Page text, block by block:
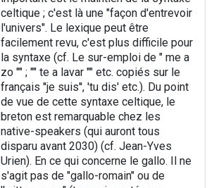
celtique ; c'est là une "façon d'entrevoir
l'univers". Le lexique peut être
facilement revu, c'est plus difficile pour
la syntaxe (cf. Le sur-emploi de " me a
zo "" ; "" te a lavar "" etc. copiés sur le
français ''je suis'', 'tu dis' etc.). Du point
de vue de cette syntaxe celtique, le
breton est remarquable chez les
native-speakers (qui auront tous
disparu avant 2030) (cf. Jean-Yves
Urien). En ce qui concerne le gallo. Il ne
s'agit pas de "gallo-romain" ou de